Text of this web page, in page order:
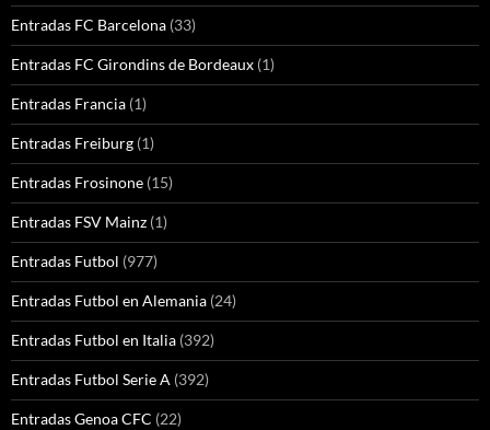
Entradas FC Barcelona (33)
Entradas FC Girondins de Bordeaux (1)
Entradas Francia (1)
Entradas Freiburg (1)
Entradas Frosinone (15)
Entradas FSV Mainz (1)
Entradas Futbol (977)
Entradas Futbol en Alemania (24)
Entradas Futbol en Italia (392)
Entradas Futbol Serie A (392)
Entradas Genoa CFC (22)